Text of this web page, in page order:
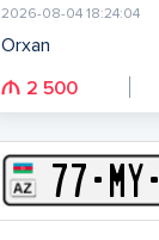
2026-08-04 18:24:04
Orxan
2 500
77-MY-